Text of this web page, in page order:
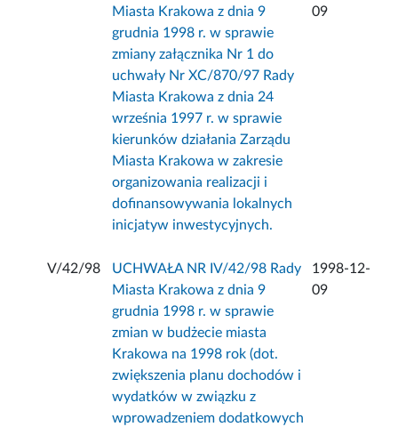
Miasta Krakowa z dnia 9
grudnia 1998 r. w sprawie
zmiany załącznika Nr 1 do
uchwały Nr XC/870/97 Rady
Miasta Krakowa z dnia 24
września 1997 r. w sprawie
kierunków działania Zarządu
Miasta Krakowa w zakresie
organizowania realizacji i
dofinansowywania lokalnych
inicjatyw inwestycyjnych.
09
V/42/98
UCHWAŁA NR IV/42/98 Rady
Miasta Krakowa z dnia 9
grudnia 1998 r. w sprawie
zmian w budżecie miasta
Krakowa na 1998 rok (dot.
zwiększenia planu dochodów i
wydatków w związku z
wprowadzeniem dodatkowych
1998-12-
09